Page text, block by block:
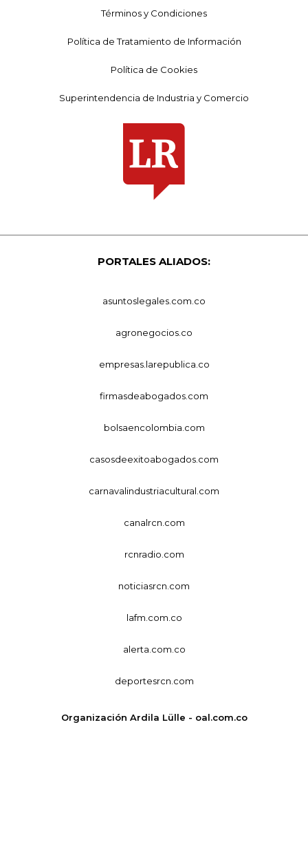
Términos y Condiciones
Política de Tratamiento de Información
Política de Cookies
Superintendencia de Industria y Comercio
PORTALES ALIADOS:
asuntoslegales.com.co
agronegocios.co
empresas.larepublica.co
firmasdeabogados.com
bolsaencolombia.com
casosdeexitoabogados.com
carnavalindustriacultural.com
canalrcn.com
rcnradio.com
noticiasrcn.com
lafm.com.co
alerta.com.co
deportesrcn.com
Organización Ardila Lülle - oal.com.co